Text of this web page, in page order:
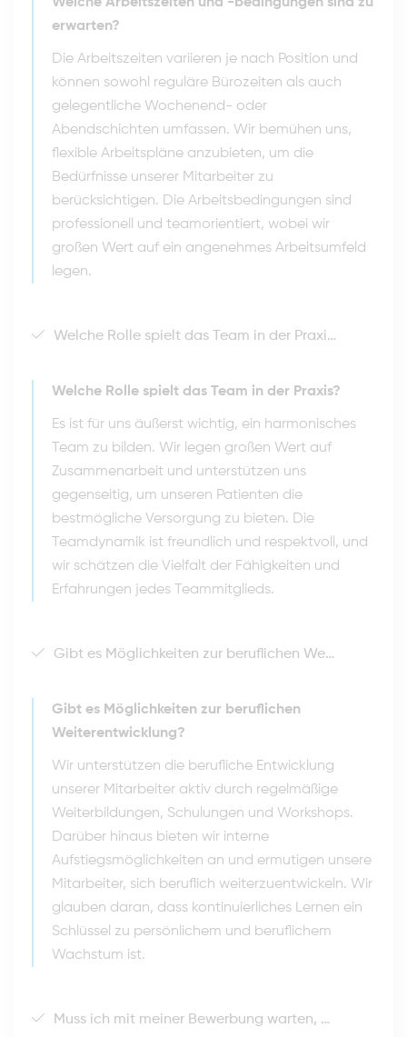
erwarten?
Die Arbeitszeiten variieren je nach Position und
können sowohl reguläre Bürozeiten als auch
gelegentliche Wochenend- oder
Abendschichten umfassen. Wir bemühen uns,
flexible Arbeitspläne anzubieten, um die
Bedürfnisse unserer Mitarbeiter zu
berücksichtigen. Die Arbeitsbedingungen sind
professionell und teamorientiert, wobei wir
großen Wert auf ein angenehmes Arbeitsumfeld
legen.
Welche Rolle spielt das Team in der Praxis?
Welche Rolle spielt das Team in der Praxis?
Es ist für uns äußerst wichtig, ein harmonisches
Team zu bilden. Wir legen großen Wert auf
Zusammenarbeit und unterstützen uns
gegenseitig, um unseren Patienten die
bestmögliche Versorgung zu bieten. Die
Teamdynamik ist freundlich und respektvoll, und
wir schätzen die Vielfalt der Fähigkeiten und
Erfahrungen jedes Teammitglieds.
Gibt es Möglichkeiten zur beruflichen Weiterentwicklung?
Gibt es Möglichkeiten zur beruflichen
Weiterentwicklung?
Wir unterstützen die berufliche Entwicklung
unserer Mitarbeiter aktiv durch regelmäßige
Weiterbildungen, Schulungen und Workshops.
Darüber hinaus bieten wir interne
Aufstiegsmöglichkeiten an und ermutigen unsere
Mitarbeiter, sich beruflich weiterzuentwickeln. Wir
glauben daran, dass kontinuierliches Lernen ein
Schlüssel zu persönlichem und beruflichem
Wachstum ist.
Muss ich mit meiner Bewerbung warten, bis eine Stelle ausgeschrieben wird?